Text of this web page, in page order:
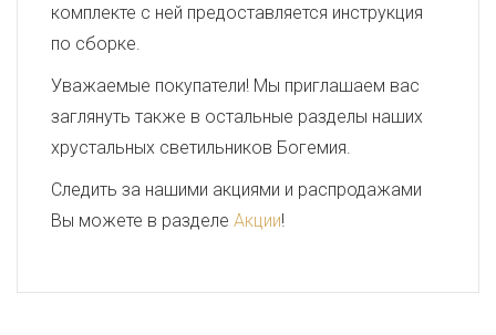
комплекте с ней предоставляется инструкция
по сборке.
Уважаемые покупатели! Мы приглашаем вас
заглянуть также в остальные разделы наших
хрустальных светильников Богемия.
Следить за нашими акциями и распродажами
Вы можете в разделе Акции!